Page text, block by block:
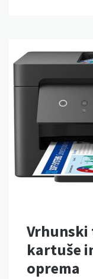
kartuše
oprema